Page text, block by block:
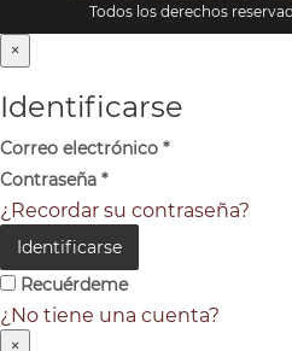
Todos los derechos
×
Identificarse
Correo electrónico *
Contraseña *
¿Recordar su contraseña?
Identificarse
Recuérdeme
¿No tiene una cuenta?
×